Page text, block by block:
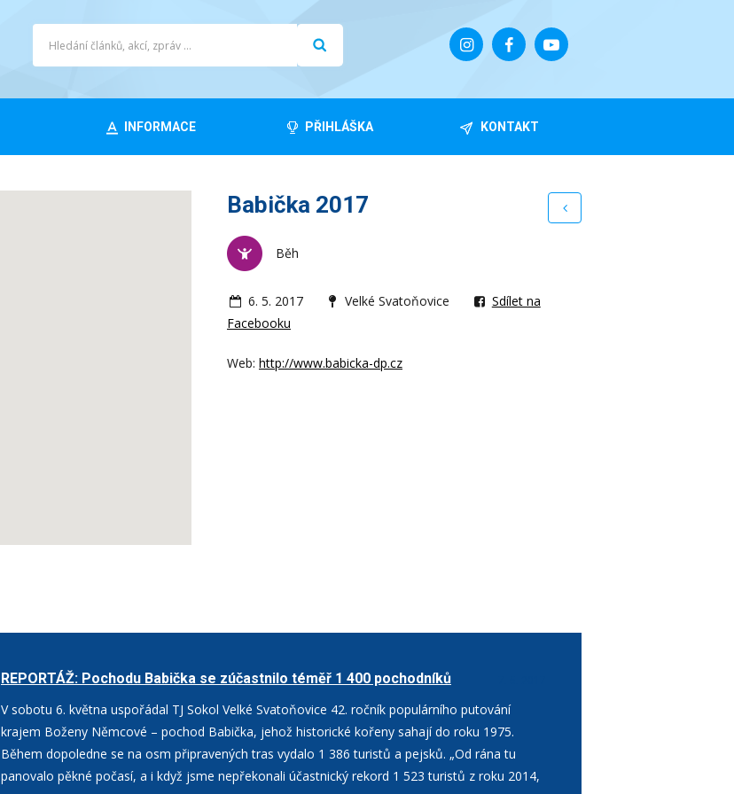
INFORMACE PŘIHLÁŠKA KONTAKT
Babička 2017
Běh
6. 5. 2017 Velké Svatoňovice
Sdílet na
Facebooku
Web: http://www.babicka-dp.cz
REPORTÁŽ: Pochodu Babička se zúčastnilo téměř 1 400 pochodníků
V sobotu 6. května uspořádal TJ Sokol Velké Svatoňovice 42. ročník populárního putování
krajem Boženy Němcové – pochod Babička, jehož historické kořeny sahají do roku 1975.
Během dopoledne se na osm připravených tras vydalo 1 386 turistů a pejsků. „Od rána tu
panovalo pěkné počasí, a i když jsme nepřekonali účastnický rekord 1 523 turistů z roku 2014,